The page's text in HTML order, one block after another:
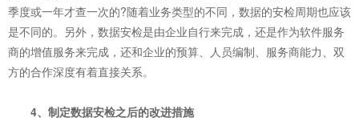
季度或一年才查一次的?随着业务类型的不同，数据的安检周期也应该
是不同的。另外，数据安检是由企业自行来完成，还是作为软件服务
商的增值服务来完成，还和企业的预算、人员编制、服务商能力、双
方的合作深度有着直接关系。
4、制定数据安检之后的改进措施